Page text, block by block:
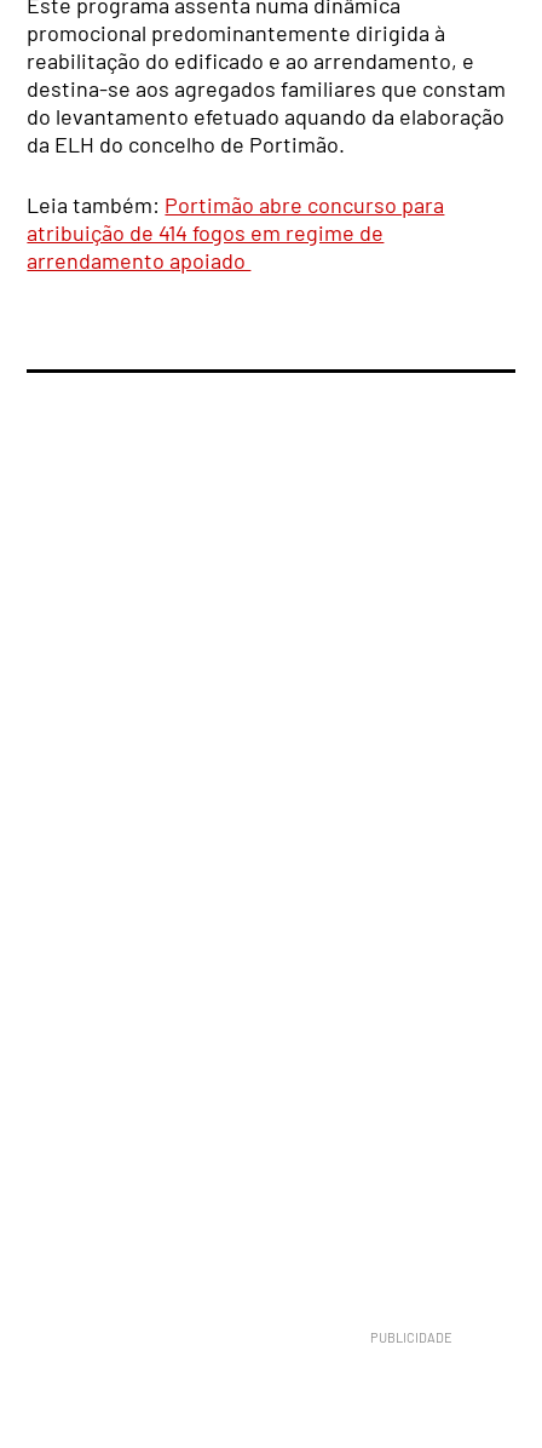
promocional predominantemente dirigida à
reabilitação do edificado e ao arrendamento, e
destina-se aos agregados familiares que constam
do levantamento efetuado aquando da elaboração
da ELH do concelho de Portimão.
Leia também: Portimão abre concurso para
atribuição de 414 fogos em regime de
arrendamento apoiado